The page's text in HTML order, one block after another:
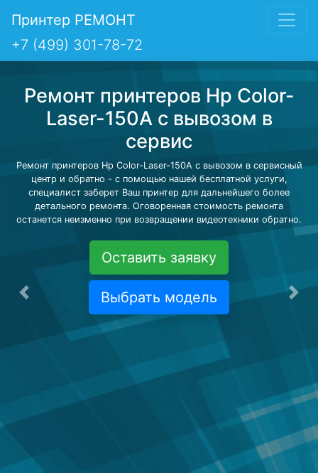
Принтер РЕМОНТ
+7 (499) 301-78-72
Ремонт принтеров Hp Color-
Laser-150A с вывозом в
сервис
Ремонт принтеров Hp Color-Laser-150A с вывозом в сервисный
центр и обратно - с помощью нашей бесплатной услуги,
специалист заберет Ваш принтер для дальнейшего более
детального ремонта. Оговоренная стоимость ремонта
останется неизменно при возвращении видеотехники обратно.
Оставить заявку
Выбрать модель
Предыдущая